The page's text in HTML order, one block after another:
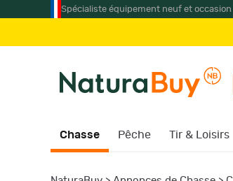
Spécialiste équipement neuf et
Chasse Pêche Tir & Loisirs